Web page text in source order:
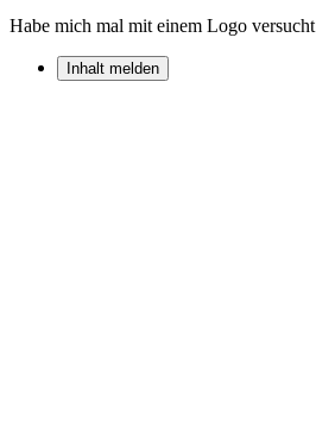
Habe mich mal mit einem Logo versucht
Inhalt melden